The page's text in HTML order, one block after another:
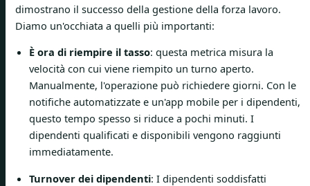
dimostrano il successo della gestione della forza lavoro.
Diamo un'occhiata a quelli più importanti:
È ora di riempire il tasso: questa metrica misura la
velocità con cui viene riempito un turno aperto.
Manualmente, l'operazione può richiedere giorni. Con le
notifiche automatizzate e un'app mobile per i dipendenti,
questo tempo spesso si riduce a pochi minuti. I
dipendenti qualificati e disponibili vengono raggiunti
immediatamente.
Turnover dei dipendenti: I dipendenti soddisfatti